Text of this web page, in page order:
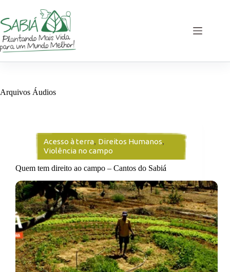
o
conteúdo
Arquivos Áudios
Acesso à terra, Direitos Humanos,
Violência no campo
Quem tem direito ao campo – Cantos do Sabiá